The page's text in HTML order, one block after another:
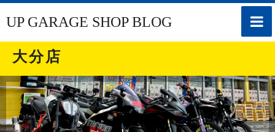
toggle
UP GARAGE SHOP BLOG
大分店